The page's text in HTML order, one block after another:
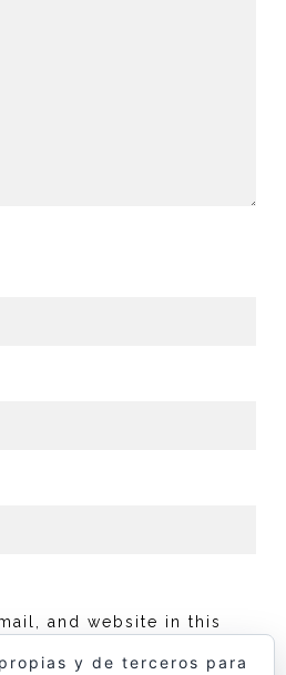
and website in this
y de terceros para